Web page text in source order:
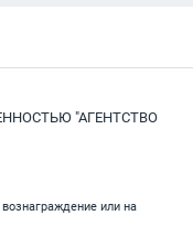
"АГЕНТСТВО
или на